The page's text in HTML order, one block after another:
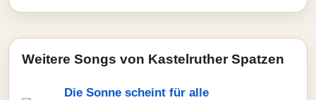
Weitere Songs von Kastelruther Spatzen
Die Sonne scheint für alle